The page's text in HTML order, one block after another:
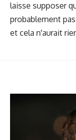
laisse supposer
probablement
et cela n'aurait